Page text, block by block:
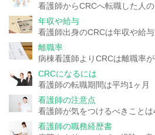
看護師からCRCへ転職した人の
年収や給与
看護師出身のCRCは年収や給
離職率
病棟看護師よりCRCは離職率が
CRCになるには
看護師の転職期間は平均1ヶ月
看護師の注意点
看護師が気をつけるべきことは
看護師の職務経歴書